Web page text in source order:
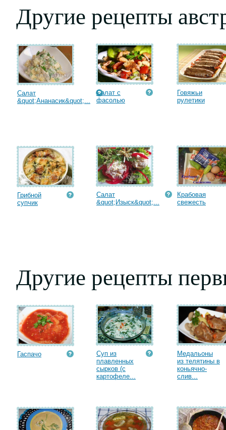
Другие рецепты
Салат
&quot;Ананасик&quot;...
Салат с
фасолью
Говяжьи
рулетики
Грибной
супчик
Салат
&quot;Изыск&quot;...
Крабовая
cвежесть
Другие рецепты
Гаспачо
Суп из
плавленных
сырков (с
картофеле...
Медальоны
из телятины в
коньячно-
слив...